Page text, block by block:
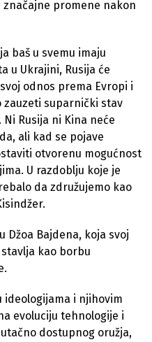
promene nakon
baš u svemu imaju
u Ukrajini, Rusija će
odnos prema Evropi i
zauzeti suparnički stav
Rusija ni Kina neće
ali kad se pojave
otvorenu mogućnost
U razdoblju koje je
da združujemo kao
Džoa Bajdena, koja svoj
kao borbu
ideologijama i njihovim
evoluciju tehnologije i
dostupnog oružja,